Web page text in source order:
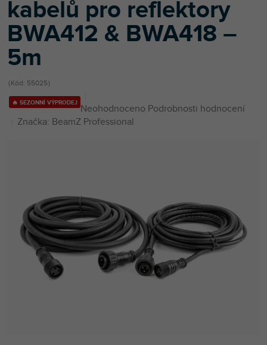
kabelů pro reflektory
BWA412 & BWA418 –
5m
Kód: 55025
🔥 SEZONNÍ VÝPRODEJ Průměrné
hodnocení
hvězdiček.
Neohodnoceno Podrobnosti hodnocení
Značka: BeamZ Professional